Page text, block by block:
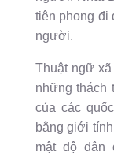
tiên phong đi
người.
Thuật ngữ
những thách
của các
bằng giới
mật độ dân